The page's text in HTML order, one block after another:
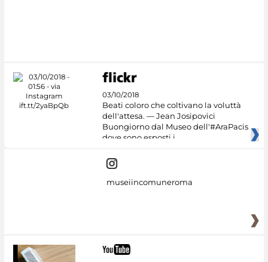
03/10/2018
Beati coloro che coltivano la voluttà
dell'attesa. — Jean Josipovici
Buongiorno dal Museo dell'#AraPacis
dove sono esposti i
museiincomuneroma